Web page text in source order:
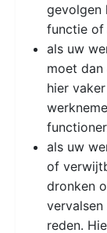
gevolgen
functie of
als uw
moet
hier
als uw
of
dronken
reden.